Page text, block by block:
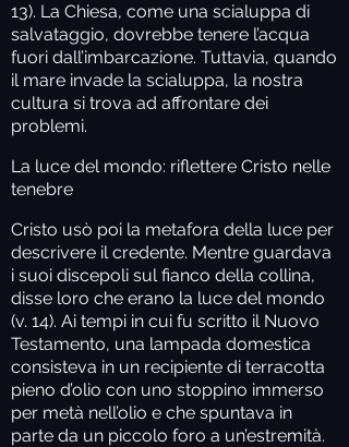
13). La Chiesa, come una scialuppa di
salvataggio, dovrebbe tenere l’acqua
fuori dall’imbarcazione. Tuttavia, quando
il mare invade la scialuppa, la nostra
cultura si trova ad affrontare dei
problemi.
La luce del mondo: riflettere Cristo nelle
tenebre
Cristo usò poi la metafora della luce per
descrivere il credente. Mentre guardava
i suoi discepoli sul fianco della collina,
disse loro che erano la luce del mondo
(v. 14). Ai tempi in cui fu scritto il Nuovo
Testamento, una lampada domestica
consisteva in un recipiente di terracotta
pieno d’olio con uno stoppino immerso
per metà nell’olio e che spuntava in
parte da un piccolo foro a un’estremità.